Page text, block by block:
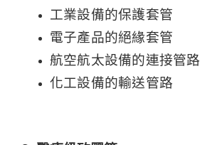
工業設備的保護套管
電子產品的絕緣套管
航空航太設備的連接管路
化工設備的輸送管路